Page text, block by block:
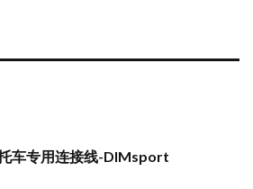
车专用连接线-DIMsport